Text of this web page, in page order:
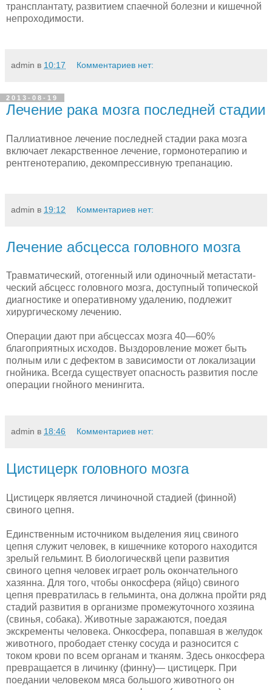
трансплантату, развитием спа­ечной болезни и кишечной
непроходимости.
admin в 10:17 Комментариев нет:
2013-08-19
Лечение рака мозга последней стадии
Паллиативное лечение последней стадии рака мозга
включает лекар­ственное лечение, гормонотерапию и
рентгенотерапию, декомпрессивную трепа­нацию.
admin в 19:12 Комментариев нет:
Лечение абсцесса головного мозга
Травматический, отогенный или одиночный метастати­
ческий абсцесс головного мозга, доступный топической
диагностике и опе­ративному удалению, подлежит
хирургическому лечению.
Операции дают при абсцессах мозга 40—60%
благоприятных исходов. Выздоровление может быть
полным или с дефектом в зависимости от лока­лизации
гнойника. Всегда существует опасность развития после
операции гнойного менингита.
admin в 18:46 Комментариев нет:
Цистицерк головного мозга
Цистицерк является личиночной стадией (финной)
свиного цепня.
Единственным источником выделения яиц свиного
цепня служит человек, в кишечнике которого находится
зрелый гельминт. В биологическвй цепи развития
свиного цепня человек играет роль окончательного
хазянна. Для того, чтобы онкосфера (яйцо) свиного
цепня превратилась в гельминта, она должна пройти ряд
стадий развития в организме промежуточного хозя­ина
(свинья, собака). Животные заражаются, поедая
экскременты человека. Онкосфера, попавшая в желудок
животного, прободает стенку сосуда и разносится с
током крови по всем органам и тканям. Здесь онко­сфера
превращается в личинку (финну)— цистицерк. При
поедании человеком мяса большого животного он